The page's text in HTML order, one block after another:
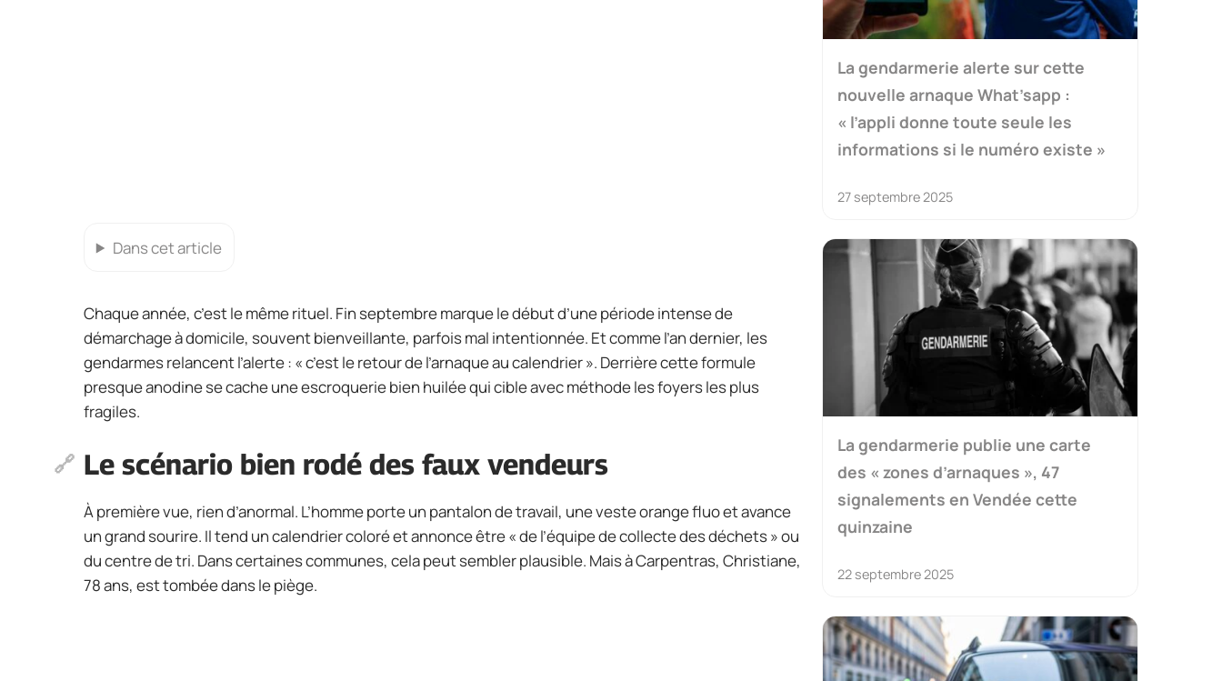
Dans cet article
Chaque année, c’est le même rituel. Fin septembre marque le début d’une période intense de
démarchage à domicile, souvent bienveillante, parfois mal intentionnée. Et comme l’an dernier, les
gendarmes relancent l’alerte : « c’est le retour de l’arnaque au calendrier ». Derrière cette formule
presque anodine se cache une escroquerie bien huilée qui cible avec méthode les foyers les plus
fragiles.
Le scénario bien rodé des faux vendeurs
À première vue, rien d’anormal. L’homme porte un pantalon de travail, une veste orange fluo et avance
un grand sourire. Il tend un calendrier coloré et annonce être « de l’équipe de collecte des déchets » ou
du centre de tri. Dans certaines communes, cela peut sembler plausible. Mais à Carpentras, Christiane,
78 ans, est tombée dans le piège.
La gendarmerie alerte sur cette
nouvelle arnaque What’sapp :
« l’appli donne toute seule les
informations si le numéro existe »
27 septembre 2025
La gendarmerie publie une carte
des « zones d’arnaques », 47
signalements en Vendée cette
quinzaine
22 septembre 2025